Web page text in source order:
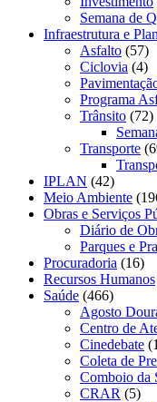
Semana de
Infraestrutura e
Asfalto (57)
Ciclovia (4)
Programa
Trânsito (72)
Transporte
IPLAN (42)
Meio Ambiente
Obras e Serviços
Diário de
Parques e
Procuradoria (16)
Recursos Humanos
Saúde (466)
Agosto
Centro de
Cinedebate
Coleta de
Comboio da
CRAR (5)